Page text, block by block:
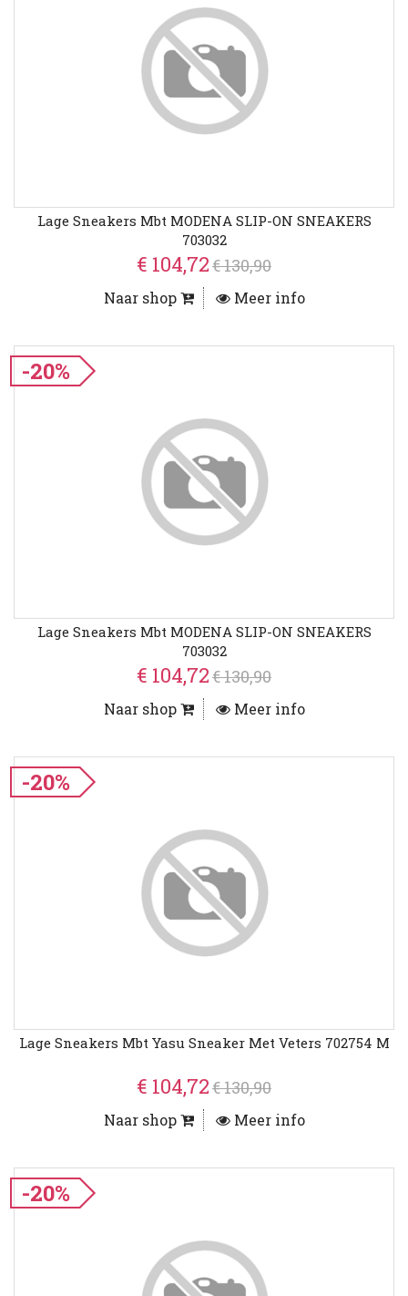
Lage Sneakers Mbt MODENA SLIP-ON SNEAKERS
703032
€ 104,72€ 130,90
Naar shop Meer info
-20%
Lage Sneakers Mbt MODENA SLIP-ON SNEAKERS
703032
€ 104,72€ 130,90
Naar shop Meer info
-20%
Lage Sneakers Mbt Yasu Sneaker Met Veters 702754 M
€ 104,72€ 130,90
Naar shop Meer info
-20%